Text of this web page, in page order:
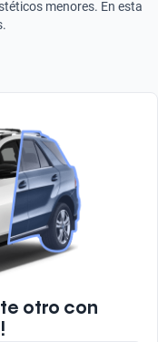
menores. En esta
otro con